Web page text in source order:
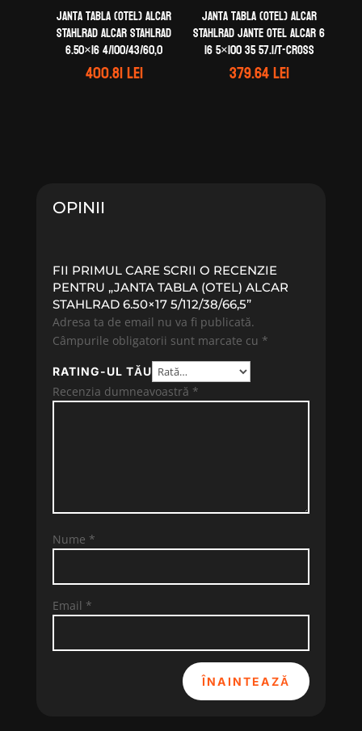
Janta tabla (otel) ALCAR
STAHLRAD ALCAR STAHLRAD
6.50×16 4/100/43/60,0
400.81lei
Janta tabla (otel) ALCAR
STAHLRAD Jante otel ALCAR 6
16 5×100 35 57.1/T-Cross
379.64lei
OPINII
FII PRIMUL CARE SCRII O RECENZIE
PENTRU „JANTA TABLA (OTEL) ALCAR
STAHLRAD 6.50×17 5/112/38/66,5”
Adresa ta de email nu va fi publicată.
Câmpurile obligatorii sunt marcate cu *
RATING-UL TĂU
Recenzia dumneavoastră *
Nume *
Email *
ÎNAINTEAZĂ